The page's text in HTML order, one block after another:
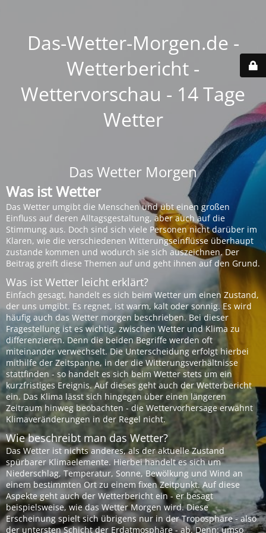
Das-Wetter-Morgen.de -
Wetterbericht -
Wettervorschau - 14 Tage
Wetter
Das Wetter Morgen
Was ist Wetter
Das Wetter umgibt die Menschen und übt einen großen
Einfluss auf deren Alltagsgestaltung, aber auch auf die
Stimmung aus. Doch sind sich viele Personen nicht darüber im
Klaren, wie die verschiedenen Witterungseinflüsse überhaupt
zustande kommen und wodurch sie sich auszeichnen. Der
Beitrag greift diese Themen auf und geht ihnen auf den Grund.
Was ist Wetter leicht erklärt?
Einfach gesagt, handelt es sich beim Wetter um einen Zustand,
der uns umgibt. Es regnet, ist warm, kalt oder sonnig. Es wird
häufig auch das Wetter morgen beschrieben. Bei dieser
Fragestellung ist es wichtig, zwischen Wetter und Klima zu
differenzieren. Denn die beiden Begriffe werden oft
miteinander verwechselt. Die Unterscheidung erfolgt hierbei
mithilfe der Zeitspanne, in der die Witterungsverhältnisse
stattfinden - so handelt es sich beim Wetter stets um ein
kurzfristiges Ereignis. Auf dieses geht auch der Wetterbericht
ein. Das Klima lässt sich hingegen über einen längeren
Zeitraum hinweg beobachten - die Wettervorhersage erwähnt
Klimaveränderungen in der Regel nicht.
Wie beschreibt man das Wetter?
Das Wetter ist nichts anderes, als der aktuelle Zustand
spürbarer Klimaelemente. Hierbei handelt es sich um
Niederschlag, Temperatur, Sonne, Bewölkung und Wind an
einem bestimmten Ort zu einem fixen Zeitpunkt. Auf diese
Aspekte geht auch der Wetterbericht ein - er besagt
beispielsweise, wie das Wetter Morgen wird. Diese
Erscheinung spielt sich übrigens nur in der Troposphäre - also
der untersten Schicht der Erdatmosphäre - ab. Denn: umso